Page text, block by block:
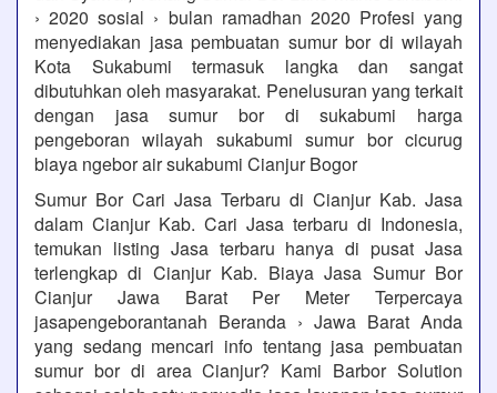
› 2020 sosial › bulan ramadhan 2020 Profesi yang
menyediakan jasa pembuatan sumur bor di wilayah
Kota Sukabumi termasuk langka dan sangat
dibutuhkan oleh masyarakat. Penelusuran yang terkait
dengan jasa sumur bor di sukabumi harga
pengeboran wilayah sukabumi sumur bor cicurug
biaya ngebor air sukabumi Cianjur Bogor
Sumur Bor Cari Jasa Terbaru di Cianjur Kab. Jasa
dalam Cianjur Kab. Cari Jasa terbaru di Indonesia,
temukan listing Jasa terbaru hanya di pusat Jasa
terlengkap di Cianjur Kab. Biaya Jasa Sumur Bor
Cianjur Jawa Barat Per Meter Terpercaya
jasapengeborantanah Beranda › Jawa Barat Anda
yang sedang mencari info tentang jasa pembuatan
sumur bor di area Cianjur? Kami Barbor Solution